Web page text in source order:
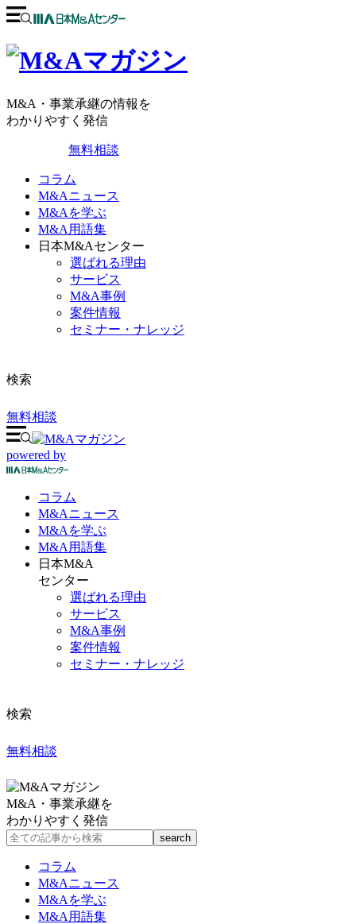
M&A・事業承継の情報を
わかりやすく発信
無料相談
コラム
M&Aニュース
M&Aを学ぶ
M&A用語集
日本M&Aセンター
選ばれる理由
サービス
M&A事例
案件情報
セミナー・ナレッジ
検索
無料相談
powered by
コラム
M&Aニュース
M&Aを学ぶ
M&A 用語集
日本M&A
センター
選ばれる理由
サービス
M&A事例
案件情報
セミナー・ナレッジ
検索
無料相談
M&A・事業承継を
わかりやすく発信
コラム
M&Aニュース
M&Aを学ぶ
M&A用語集